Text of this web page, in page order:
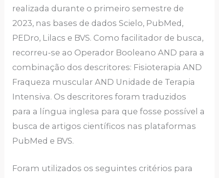
realizada durante o primeiro semestre de
2023, nas bases de dados Scielo, PubMed,
PEDro, Lilacs e BVS. Como facilitador de busca,
recorreu-se ao Operador Booleano AND para a
combinação dos descritores: Fisioterapia AND
Fraqueza muscular AND Unidade de Terapia
Intensiva. Os descritores foram traduzidos
para a língua inglesa para que fosse possível a
busca de artigos científicos nas plataformas
PubMed e BVS.
Foram utilizados os seguintes critérios para